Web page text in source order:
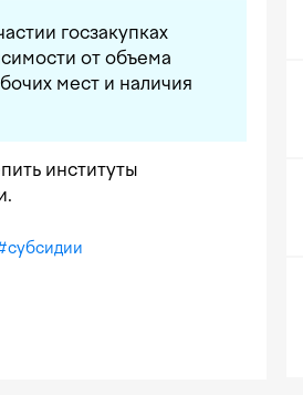
госзакупках
от объема
мест и наличия
институты
субсидии